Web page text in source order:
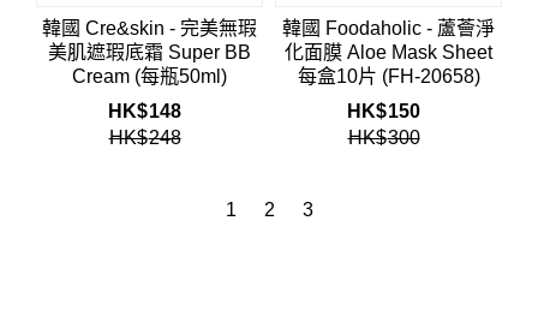
韓國 Cre&skin - 完美無瑕
美肌遮瑕底霜 Super BB
Cream (每瓶50ml)
HK$148
HK$248
韓國 Foodaholic - 蘆薈淨
化面膜 Aloe Mask Sheet
每盒10片 (FH-20658)
HK$150
HK$300
1 2 3